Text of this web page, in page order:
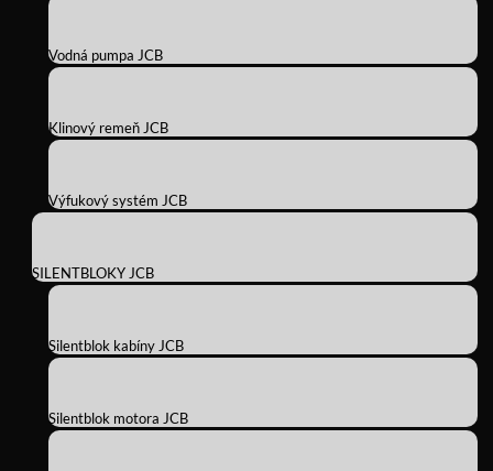
Vodná pumpa JCB
Klinový remeň JCB
Výfukový systém JCB
SILENTBLOKY JCB
Silentblok kabíny JCB
Silentblok motora JCB